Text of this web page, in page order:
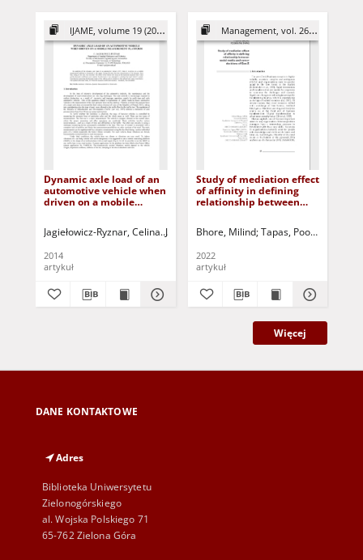
IJAME, volume 19 (2014)
Dynamic axle load of an
automotive vehicle when
driven on a mobile
Jagiełowicz-Ryznar, Celina Jurczak, Paweł - red.
2014
artykuł
Management, vol. 26 (2022)
Study of mediation effect
of affinity in defining
relationship between
Bhore, Milind Tapas, Poornima
2022
artykuł
Więcej
DANE KONTAKTOWE
Adres
Biblioteka Uniwersytetu
Zielonogórskiego
al. Wojska Polskiego 71
65-762 Zielona Góra